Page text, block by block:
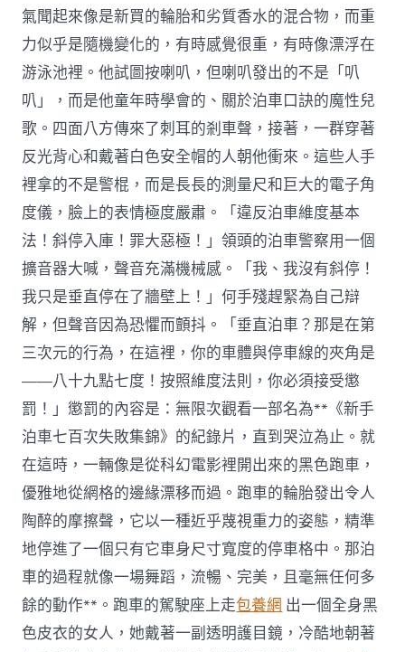
氣聞起來像是新買的輪胎和劣質香水的混合物，而重
力似乎是隨機變化的，有時感覺很重，有時像漂浮在
游泳池裡。他試圖按喇叭，但喇叭發出的不是「叭
叭」，而是他童年時學會的、關於泊車口訣的魔性兒
歌。四面八方傳來了刺耳的剎車聲，接著，一群穿著
反光背心和戴著白色安全帽的人朝他衝來。這些人手
裡拿的不是警棍，而是長長的測量尺和巨大的電子角
度儀，臉上的表情極度嚴肅。「違反泊車維度基本
法！斜停入庫！罪大惡極！」領頭的泊車警察用一個
擴音器大喊，聲音充滿機械感。「我、我沒有斜停！
我只是垂直停在了牆壁上！」何手殘趕緊為自己辯
解，但聲音因為恐懼而顫抖。「垂直泊車？那是在第
三次元的行為，在這裡，你的車體與停車線的夾角是
——八十九點七度！按照維度法則，你必須接受懲
罰！」懲罰的內容是：無限次觀看一部名為**《新手
泊車七百次失敗集錦》的紀錄片，直到哭泣為止。就
在這時，一輛像是從科幻電影裡開出來的黑色跑車，
優雅地從網格的邊緣漂移而過。跑車的輪胎發出令人
陶醉的摩擦聲，它以一種近乎蔑視重力的姿態，精準
地停進了一個只有它車身尺寸寬度的停車格中。那泊
車的過程就像一場舞蹈，流暢、完美，且毫無任何多
餘的動作**。跑車的駕駛座上走包養網 出一個全身黑
色皮衣的女人，她戴著一副透明護目鏡，冷酷地朝著